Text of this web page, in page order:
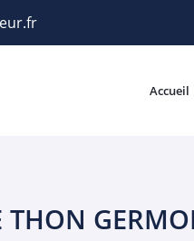
Accueil
THON